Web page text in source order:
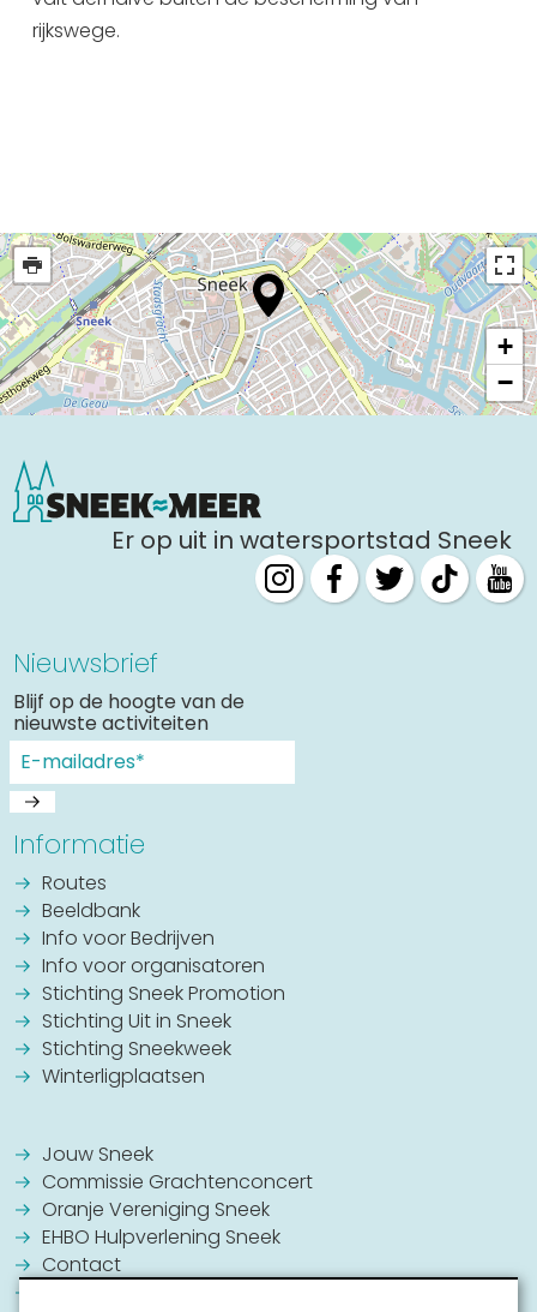
rijkswege.
+
−
Er op uit in watersportstad Sneek
Nieuwsbrief
Blijf op de hoogte van de
nieuwste activiteiten
Informatie
Routes
Beeldbank
Info voor Bedrijven
Info voor organisatoren
Stichting Sneek Promotion
Stichting Uit in Sneek
Stichting Sneekweek
Winterligplaatsen
Jouw Sneek
Commissie Grachtenconcert
Oranje Vereniging Sneek
EHBO Hulpverlening Sneek
Contact